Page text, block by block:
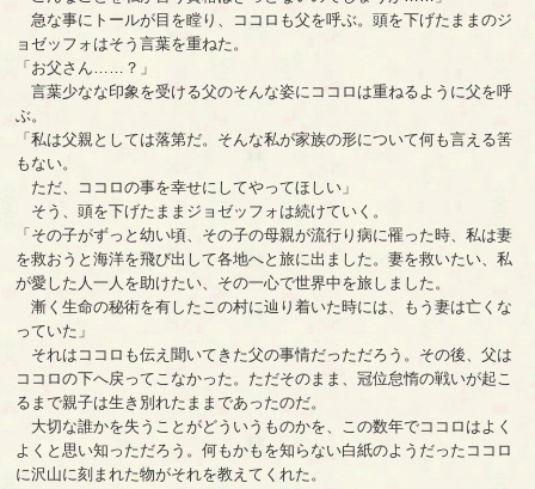
急な事にトールが目を瞠り、ココロも父を呼ぶ。頭を下げたままのジ
ョゼッフォはそう言葉を重ねた。
「お父さん……？」
言葉少なな印象を受ける父のそんな姿にココロは重ねるように父を呼
ぶ。
「私は父親としては落第だ。そんな私が家族の形について何も言える筈
もない。
ただ、ココロの事を幸せにしてやってほしい」
そう、頭を下げたままジョゼッフォは続けていく。
「その子がずっと幼い頃、その子の母親が流行り病に罹った時、私は妻
を救おうと海洋を飛び出して各地へと旅に出ました。妻を救いたい、私
が愛した人一人を助けたい、その一心で世界中を旅しました。
漸く生命の秘術を有したこの村に辿り着いた時には、もう妻は亡くな
っていた」
それはココロも伝え聞いてきた父の事情だっただろう。その後、父は
ココロの下へ戻ってこなかった。ただそのまま、冠位怠惰の戦いが起こ
るまで親子は生き別れたままであったのだ。
大切な誰かを失うことがどういうものかを、この数年でココロはよく
よくと思い知っただろう。何もかもを知らない白紙のようだったココロ
に沢山に刻まれた物がそれを教えてくれた。